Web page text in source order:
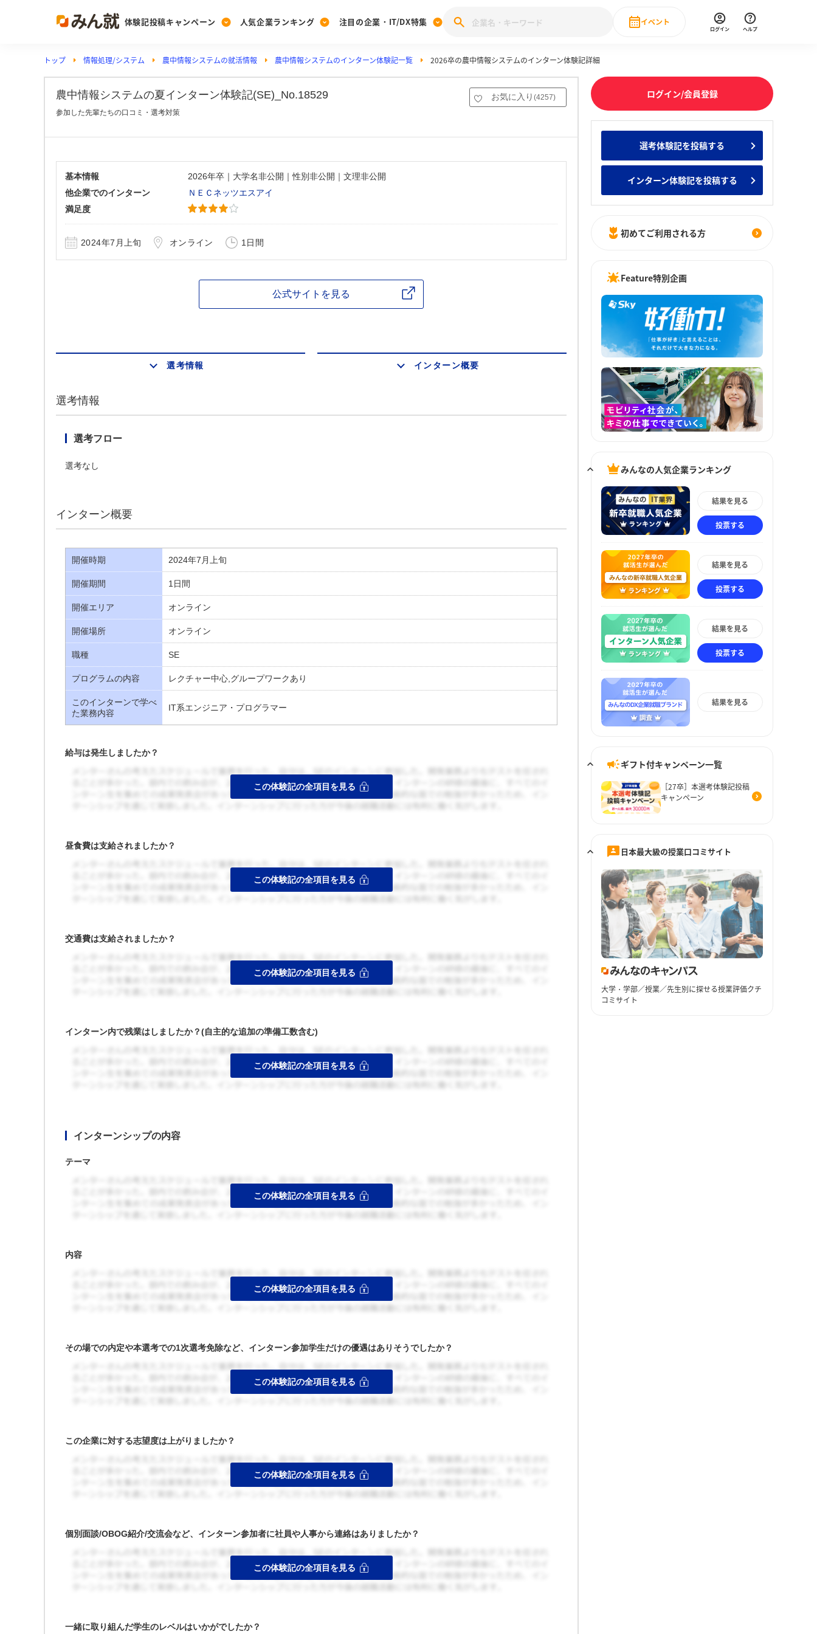
体験記投稿キャンペーン
Post
投稿する
[27卒] 本選考体験記投稿キャンペーン
人気企業ランキング
Ranking
ランキングを見る
Vote
投票する
みんなの新卒就職人気企業ランキング みんなのインターン人気企業ランキ
注目の企業・IT/DX特集
PickUp
注目の企業特集
28卒 IT・DX現場社員インタビュー
動画で知ろう！業界・企業研究
イベント
直近のイベント一覧
ログイン ヘルプ
トップ 情報処理/システム 農中情報システムの就活情報 農中情報システムのインターン体験記一覧 2026卒の農中情報システムのインターン体験記詳細
農中情報システムの夏インターン体験記(SE)_No.18529 お気に入り (4257)
参加した先輩たちの口コミ・選考対策
基本情報
2026年卒｜大学名非公開｜性別非公開｜文理非公開
他企業でのインターン
ＮＥＣネッツエスアイ
満足度
2024年7月上旬 オンライン 1日間
公式サイトを見る
選考情報 インターン概要
選考情報
選考フロー
選考なし
インターン概要
開催時期 2024年7月上旬
開催期間 1日間
開催エリア オンライン
開催場所 オンライン
職種 SE
プログラムの内容 レクチャー中心,グループワークあり
このインターンで学べ
た業務内容
IT系エンジニア・プログラマー
給与は発生しましたか？
昼食費は支給されましたか？
交通費は支給されましたか？
インターン内で残業はしましたか？(自主的な追加の準備工数含む)
インターンシップの内容
テーマ
内容
その場での内定や本選考での1次選考免除など、インターン参加学生だけの優遇はありそうでしたか？
この企業に対する志望度は上がりましたか？
個別面談/OBOG紹介/交流会など、インターン参加者に社員や人事から連絡はありましたか？
一緒に取り組んだ学生のレベルはいかがでしたか？
ログイン/会員登録
選考体験記を投稿する
インターン体験記を投稿する
初めてご利用される方
Feature特別企画
みんなの人気企業ランキング
結果を見る
投票する
結果を見る
投票する
結果を見る
投票する
結果を見る
ギフト付キャンペーン一覧
［27卒］本選考体験記投稿
キャンペーン
日本最大級の授業口コミサイト
大学・学部／授業／先生別に探せる授業評価クチ
コミサイト